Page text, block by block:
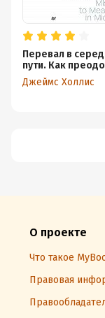
Перевал в
пути. Как
кризис среднего
возраста
Джеймс Холлис
О проекте
Что такое
Правовая